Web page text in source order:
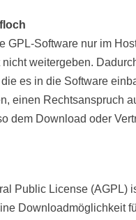
GPL-Software nur im
weitergeben.
es in die Software
einen Rechtsanspruch
dem Download oder
Public License (AGPL)
Downloadmöglichkeit